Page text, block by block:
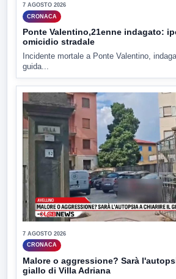
7 AGOSTO 2026
CRONACA
Ponte Valentino,21enne indagato:
omicidio stradale
Incidente mortale a Ponte Valentino,
guida...
7 AGOSTO 2026
CRONACA
Malore o aggressione? Sarà
giallo di Villa Adriana